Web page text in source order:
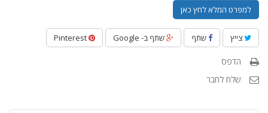
למפרט המלא לחץ כאן
צייץ שתף שתף ב- Google
הדפס
שלח לחבר